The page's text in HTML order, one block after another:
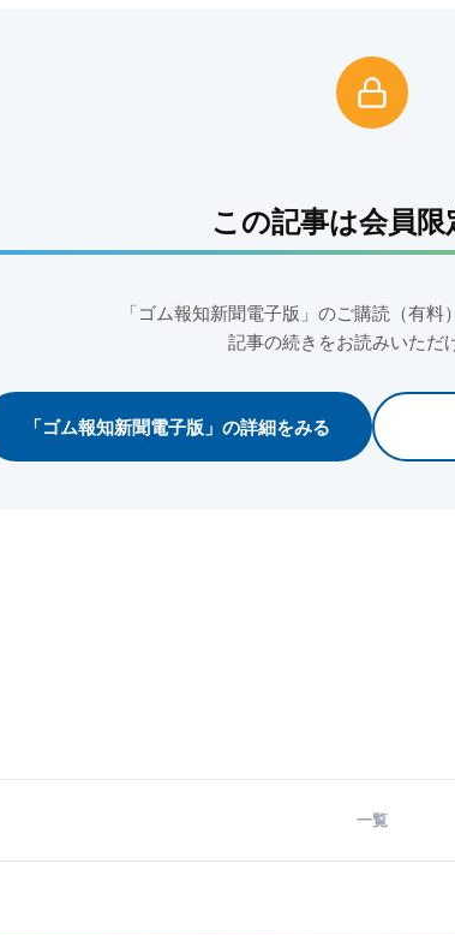
この記事は会員限
「ゴム報知新聞電子版」のご購読（有料
記事の続きをお読みいただ
「ゴム報知新聞電子版」の詳細をみる
一覧